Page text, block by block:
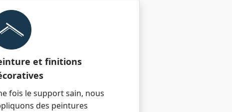
et finitions
fois le support sain, nous
des peintures